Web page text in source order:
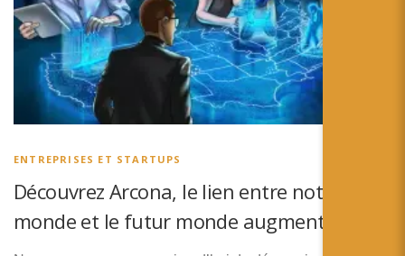
ENTREPRISES ET STARTUPS
Découvrez Arcona, le lien entre notre
monde et le futur monde augmenté